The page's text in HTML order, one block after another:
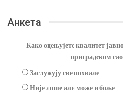
Анкета
Како оцењујете квалитет
приградском
Заслужују све похвале
Није лоше али може и боље